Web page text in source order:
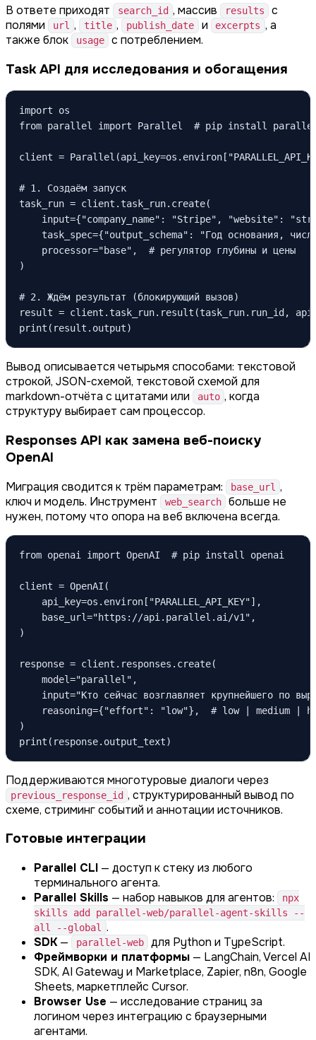
В ответе приходят search_id , массив results
с
полями
url , title , publish_date и excerpts , а
также блок
usage с потреблением.
Task API для исследования и обогащения
import os
from parallel import Parallel  # pip install
client =
# 1. Создаём запуск
task_run = client.task_run.create(
input={"company_name": "Stripe", "website":
task_spec={"output_schema": "Год основания,
    processor="base",  # регулятор глубины и цены
)
# 2. Ждём результат (блокирующий вызов)
result = client.task_run.result(task_run.run_id,
print(result.output)
Вывод описывается четырьмя способами: текстовой
строкой, JSON-схемой, текстовой схемой для
markdown-отчёта с цитатами или
auto , когда
структуру выбирает сам процессор.
Responses API как замена веб-поиску
OpenAI
Миграция сводится к трём параметрам: base_url ,
ключ и модель. Инструмент
web_search
больше не
нужен, потому что опора на веб включена всегда.
from openai import OpenAI  # pip install openai
client = OpenAI(
    api_key=os.environ["PARALLEL_API_KEY"],
    base_url="https://api.parallel.ai/v1",
)
response = client.responses.create(
    model="parallel",
input="Кто сейчас возглавляет крупнейшего по
reasoning={"effort": "low"},  # low | medium |
)
print(response.output_text)
Поддерживаются многотуровые диалоги через
previous_response_id , структурированный вывод по
схеме, стриминг событий и аннотации источников.
Готовые интеграции
Parallel CLI — доступ к стеку из любого
терминального агента.
Parallel Skills — набор навыков для агентов:
npx
skills add parallel-web/parallel-agent-skills --
all --global
.
SDK— parallel-web
для Python и TypeScript.
Фреймворки и платформы — LangChain, Vercel AI
SDK, AI Gateway и Marketplace, Zapier, n8n, Google
Sheets, маркетплейс Cursor.
Browser Use — исследование страниц за
логином через интеграцию с браузерными
агентами.